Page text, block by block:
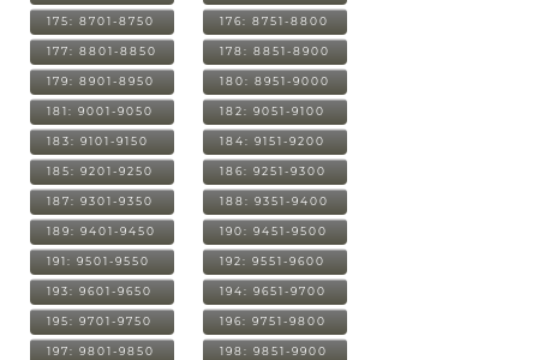
175: 8701-8750 176: 8751-8800
177: 8801-8850 178: 8851-8900
179: 8901-8950 180: 8951-9000
181: 9001-9050 182: 9051-9100
183: 9101-9150 184: 9151-9200
185: 9201-9250 186: 9251-9300
187: 9301-9350 188: 9351-9400
189: 9401-9450 190: 9451-9500
191: 9501-9550 192: 9551-9600
193: 9601-9650 194: 9651-9700
195: 9701-9750 196: 9751-9800
197: 9801-9850 198: 9851-9900